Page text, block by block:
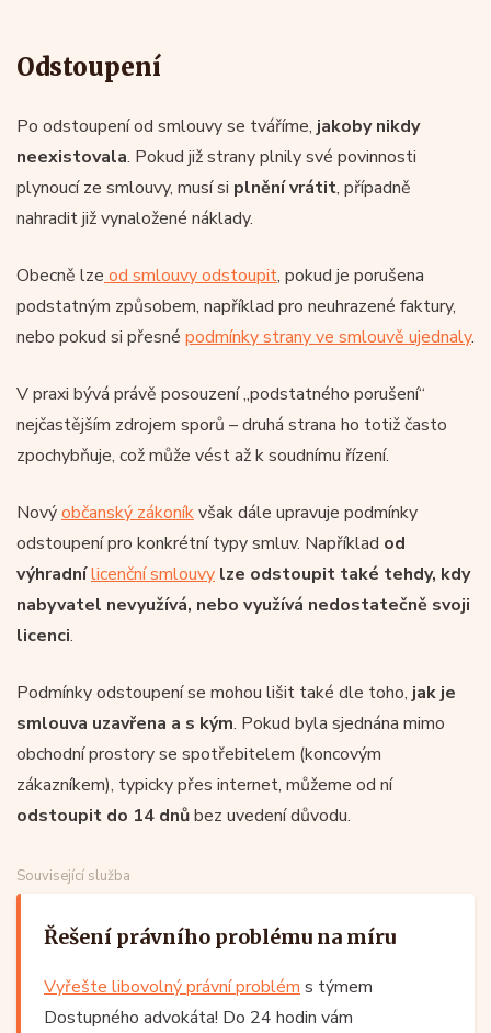
Odstoupení
Po odstoupení od smlouvy se tváříme, jakoby nikdy
neexistovala. Pokud již strany plnily své povinnosti
plynoucí ze smlouvy, musí si plnění vrátit, případně
nahradit již vynaložené náklady.
Obecně lze od smlouvy odstoupit, pokud je porušena
podstatným způsobem, například pro neuhrazené faktury,
nebo pokud si přesné podmínky strany ve smlouvě ujednaly.
V praxi bývá právě posouzení „podstatného porušení“
nejčastějším zdrojem sporů – druhá strana ho totiž často
zpochybňuje, což může vést až k soudnímu řízení.
Novýobčanský zákoníkvšak dále upravuje podmínky
odstoupení pro konkrétní typy smluv. Například od
výhradnílicenční smlouvy lze odstoupit také tehdy, kdy
nabyvatel nevyužívá, nebo využívá nedostatečně svoji
licenci.
Podmínky odstoupení se mohou lišit také dle toho, jak je
smlouva uzavřena a s kým. Pokud byla sjednána mimo
obchodní prostory se spotřebitelem (koncovým
zákazníkem), typicky přes internet, můžeme od ní
odstoupit do 14 dnůbez uvedení důvodu.
Související služba
Řešení právního problému na míru
Vyřešte libovolný právní problém s týmem
Dostupného advokáta! Do 24 hodin vám